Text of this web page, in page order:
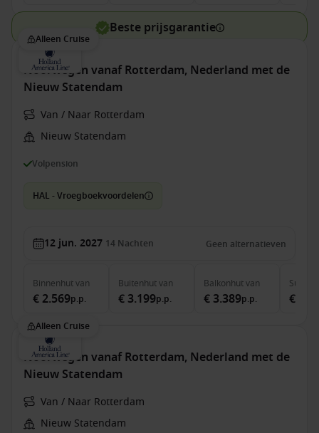
Beste prijsgarantie
Alleen Cruise
Noorwegen vanaf Rotterdam, Nederland met de
Nieuw Statendam
Van / Naar Rotterdam
Nieuw Statendam
Volpension
HAL - Vroegboekvoordelen
12 jun. 2027 14 Nachten Geen alternatieven
Binnenhutvan
€ 2.569p.p.
Buitenhutvan
€ 3.199p.p.
Balkonhutvan
€ 3.389p.p.
Suite
€
Alleen Cruise
Noorwegen vanaf Rotterdam, Nederland met de
Nieuw Statendam
Van / Naar Rotterdam
Nieuw Statendam